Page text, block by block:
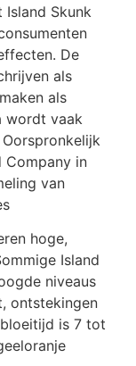
Island Skunk
De
als
als
wordt vaak
Company in
van
hoge,
Island
niveaus
ontstekingen
is 7 tot